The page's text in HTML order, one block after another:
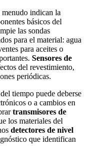
menudo indican la
básicos del
las sondas
para el material: agua
para aceites o
Sensores de
del revestimiento,
periódicas.
tiempo puede deberse
o a cambios en
transmisores de
los materiales del
detectores de nivel
que identifican